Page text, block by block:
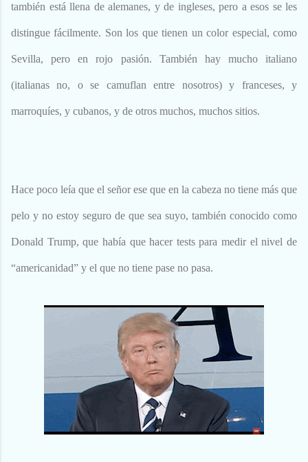
ofrecían 10.000 francos suizos.
Lástima que no tengo ningún Rolex a
cambiarme de compañía. Con lo que
me gusta a mí la compañía que tengo.
Que no les cambio por nada del
mundo. Buena gente, amigos de sus
también está llena de alemanes, y de ingleses, pero a esos se les
distingue fácilmente. Son los que tienen un color especial, como
Sevilla, pero en rojo pasión. También hay mucho italiano
(italianas no, o se camuflan entre nosotros) y franceses, y
marroquíes, y cubanos, y de otros muchos, muchos sitios.
Hace poco leía que el señor ese que en la cabeza no tiene más que
pelo y no estoy seguro de que sea suyo, también conocido como
Donald Trump, que había que hacer tests para medir el nivel de
“americanidad” y el que no tiene pase no pasa.